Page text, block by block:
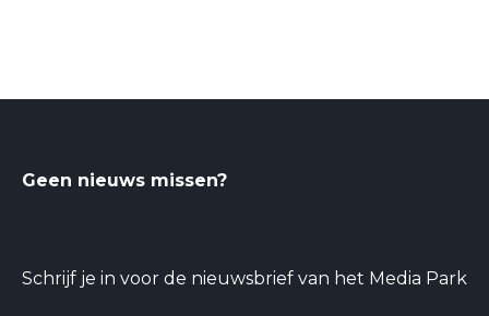
Geen nieuws missen?
Schrijf je in voor de nieuwsbrief van het Media Park